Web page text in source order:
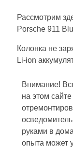
Рассмотрим
Porsche 911
Колонка не
Li-ion
Внимание!
на этом
руками в
опыта может